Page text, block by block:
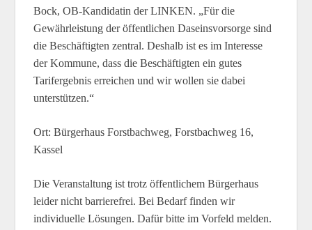
Bock, OB-Kandidatin der LINKEN. „Für die
Gewährleistung der öffentlichen Daseinsvorsorge sind
die Beschäftigten zentral. Deshalb ist es im Interesse
der Kommune, dass die Beschäftigten ein gutes
Tarifergebnis erreichen und wir wollen sie dabei
unterstützen.“
Ort: Bürgerhaus Forstbachweg, Forstbachweg 16,
Kassel
Die Veranstaltung ist trotz öffentlichem Bürgerhaus
leider nicht barrierefrei. Bei Bedarf finden wir
individuelle Lösungen. Dafür bitte im Vorfeld melden.